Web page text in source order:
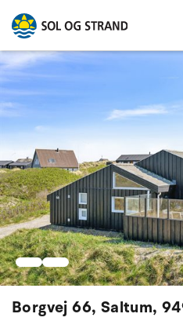
Borgvej 66, Saltum,